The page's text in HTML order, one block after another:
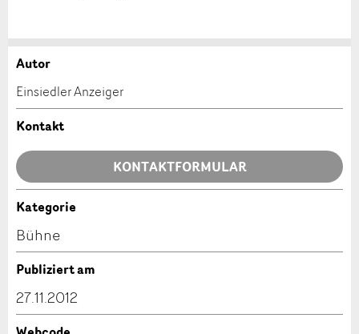
Anzeige beanstanden
Ihr Feedback wird sehr geschätzt!
Allgemeines Feedback
Anzeige nicht mehr gültig
Anzeige unvollständig
Anzeige weiterempfehlen
Empfehlen Sie diese Anzeige an Freunde weiter.
Autor
Einsiedler Anzeiger
Kontakt
KONTAKTFORMULAR
Kontakt
Verfassen Sie eine Nachricht für die Kontaktpersonen
Kategorie
Bühne
Publiziert am
27.11.2012